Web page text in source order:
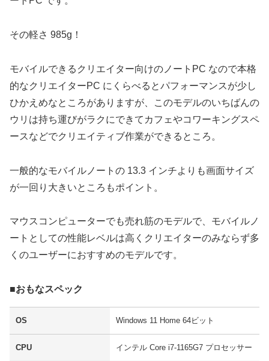
その軽さ 985g！
モバイルできるクリエイター向けのノートPC なので本格
的なクリエイターPC にくらべるとパフォーマンスが少し
ひかえめなところがありますが、このモデルのいちばんの
ウリは持ち運びがラクにできてカフェやコワーキングスペ
ースなどでクリエイティブ作業ができるところ。
一般的なモバイルノートの 13.3 インチよりも画面サイズ
が一回り大きいところもポイント。
マウスコンピューターでも売れ筋のモデルで、モバイルノ
ートとしての性能レベルは高くクリエイターのみならず多
くのユーザーにおすすめのモデルです。
■おもなスペック
OS Windows 11 Home 64ビット
CPU インテル Core i7-1165G7 プロセッサー